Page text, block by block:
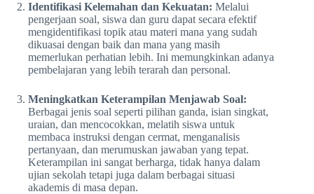
Identifikasi Kelemahan dan Kekuatan: Melalui
pengerjaan soal, siswa dan guru dapat secara efektif
mengidentifikasi topik atau materi mana yang sudah
dikuasai dengan baik dan mana yang masih
memerlukan perhatian lebih. Ini memungkinkan adanya
pembelajaran yang lebih terarah dan personal.
Meningkatkan Keterampilan Menjawab Soal:
Berbagai jenis soal seperti pilihan ganda, isian singkat,
uraian, dan mencocokkan, melatih siswa untuk
membaca instruksi dengan cermat, menganalisis
pertanyaan, dan merumuskan jawaban yang tepat.
Keterampilan ini sangat berharga, tidak hanya dalam
ujian sekolah tetapi juga dalam berbagai situasi
akademis di masa depan.